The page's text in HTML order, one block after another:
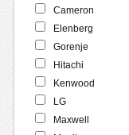
Cameron
Elenberg
Gorenje
Hitachi
Kenwood
LG
Maxwell